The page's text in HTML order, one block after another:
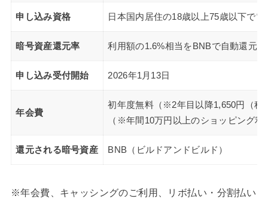
申し込み資格 日本国内居住の18歳以上75歳以下で
暗号資産還元率 利用額の1.6%相当をBNBで自動還元
申し込み受付開始 2026年1月13日
年会費
初年度無料（※2年目以降1,650円（税
（※年間10万円以上のショッピング利
還元される暗号資産 BNB（ビルドアンドビルド）
※年会費、キャッシングのご利用、リボ払い・分割払い